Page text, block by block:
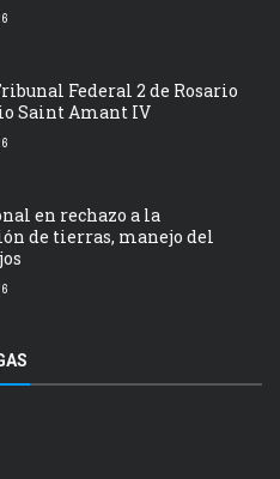
Federal 2 de Rosario
Saint Amant IV
en rechazo a la
de tierras, manejo del